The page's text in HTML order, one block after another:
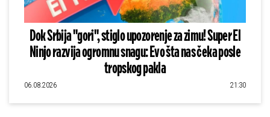
Dok Srbija "gori", stiglo upozorenje za zimu! Super El
Ninjo razvija ogromnu snagu: Evo šta nas čeka posle
tropskog pakla
06.08.2026 21:30